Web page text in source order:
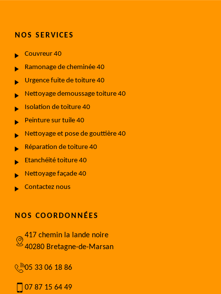
NOS SERVICES
Couvreur 40
Ramonage de cheminée 40
Urgence fuite de toiture 40
Nettoyage demoussage toiture 40
Isolation de toiture 40
Peinture sur tuile 40
Nettoyage et pose de gouttière 40
Réparation de toiture 40
Etanchéité toiture 40
Nettoyage façade 40
Contactez nous
NOS COORDONNÉES
417 chemin la lande noire
40280 Bretagne-de-Marsan
05 33 06 18 86
07 87 15 64 49